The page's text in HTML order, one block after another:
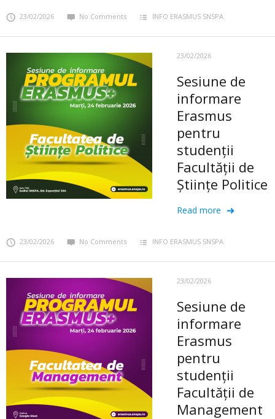
23/02/2026 No Comments INFO ERASMUS SNSPA
23/02/2026
Sesiune de
informare
Erasmus
pentru
studenții
Facultății de
Științe Politice
Read more
23/02/2026 No Comments INFO ERASMUS SNSPA
23/02/2026
Sesiune de
informare
Erasmus
pentru
studenții
Facultății de
Management